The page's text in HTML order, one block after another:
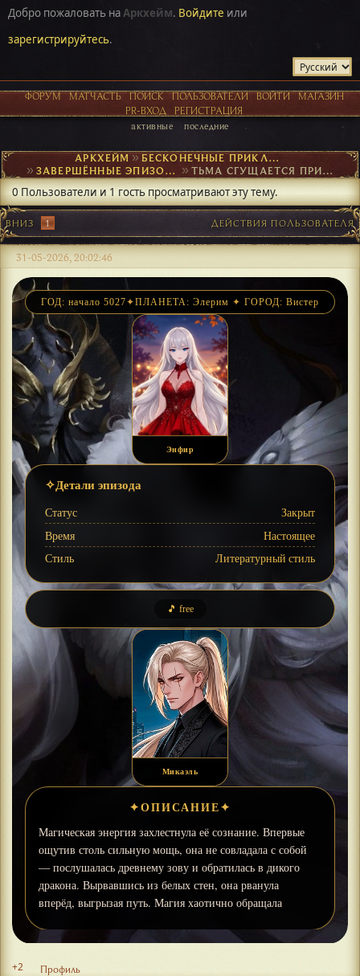
Добро пожаловать наАркхейм. Войдите или
зарегистрируйтесь.
ФОРУМ МАТЧАСТЬ ПОИСК ПОЛЬЗОВАТЕЛИ ВОЙТИ
МАГАЗИН
PR-ВХОД
РЕГИСТРАЦИЯ
активные последние
АРКХЕЙМ► БЕСКОНЕЧНЫЕ ПРИКЛЮЧЕНИЯ
► ЗАВЕРШЁННЫЕ ЭПИЗОДЫ ► ТЬМА СГУЩАЕТСЯ ПРИ СВЕТЕ ДНЯ
0 Пользователи и 1 гость просматривают эту тему.
ВНИЗ 1 ДЕЙСТВИЯ ПОЛЬЗОВАТЕЛЯ
31-05-2026, 20:02:46
+2 Профиль